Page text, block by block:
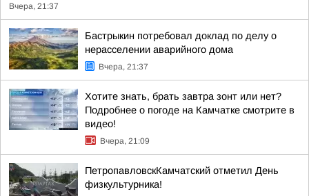
Вчера, 21:37
Бастрыкин потребовал доклад по делу о
нерасселении аварийного дома
Вчера, 21:37
Хотите знать, брать завтра зонт или нет?
Подробнее о погоде на Камчатке смотрите в
видео!
Вчера, 21:09
ПетропавловскКамчатский отметил День
физкультурника!